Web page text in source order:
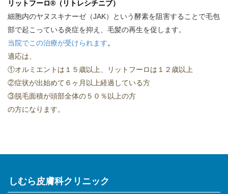
リットフーロ®（リトレシチニブ）
細胞内のヤヌスキナーゼ（JAK）という酵素を阻害することで毛包
部で起こっている炎症を抑え、毛髪の再生を促します。
当院でこの治療が受けられます。
適応は、
①オルミエントは１５歳以上、リットフーロは１２歳以上
②症状が出始めて６ヶ月以上経過している方
③脱毛面積が頭部全体の５０％以上の方
の方になります。
しむら皮膚科クリニック